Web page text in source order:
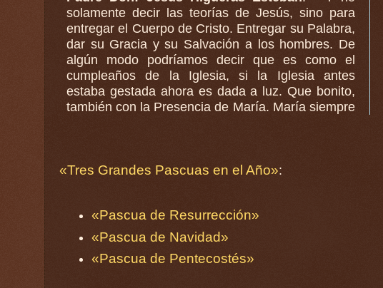
solamente decir las teorías de Jesús, sino para
entregar el Cuerpo de Cristo. Entregar su Palabra,
dar su Gracia y su Salvación a los hombres. De
algún modo podríamos decir que es como el
cumpleaños de la Iglesia, si la Iglesia antes
estaba gestada ahora es dada a luz. Que bonito,
también con la Presencia de María. María siempre
«Tres Grandes Pascuas en el Año»:
«Pascua de Resurrección»
«Pascua de Navidad»
«Pascua de Pentecostés»